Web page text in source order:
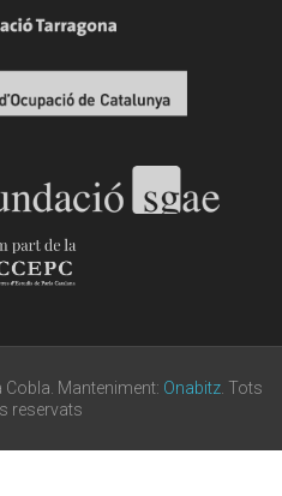
Manteniment: Onabitz. Tots
reservats